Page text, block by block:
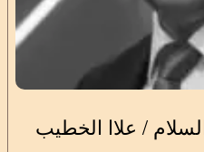
/ علاا الخطيب